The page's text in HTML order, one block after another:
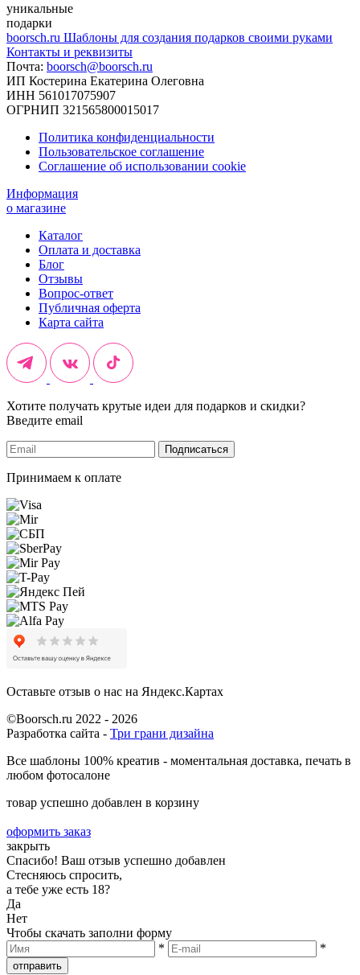
уникальные
подарки
boorsch.ru Шаблоны для создания подарков своими руками
Контакты и реквизиты
Почта: boorsch@boorsch.ru
ИП Костерина Екатерина Олеговна
ИНН 561017075907
ОГРНИП 321565800015017
Политика конфиденциальности
Пользовательское соглашение
Соглашение об использовании cookie
Информация
о магазине
Каталог
Оплата и доставка
Блог
Отзывы
Вопрос-ответ
Публичная оферта
Карта сайта
Хотите получать крутые идеи для подарков и скидки?
Введите email
Подписаться
Принимаем к оплате
Оставьте отзыв о нас на Яндекс.Картах
©Boorsch.ru 2022 - 2026
Разработка сайта - Три грани дизайна
Все шаблоны 100% креатив - моментальная доставка, печать в
любом фотосалоне
товар успешно добавлен в корзину
оформить заказ
закрыть
Спасибо! Ваш отзыв успешно добавлен
Стесняюсь спросить,
а тебе уже есть 18?
Да
Нет
Чтобы скачать заполни форму
*
*
отправить